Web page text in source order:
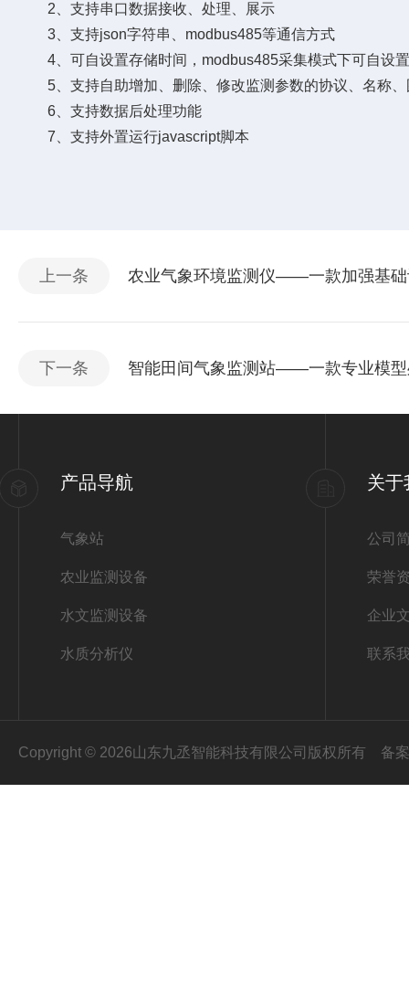
2、支持串口数据接收、处理、展示
3、支持json字符串、modbus485等通信方式
4、可自设置存储时间，modbus485采集模式下可自设
5、支持自助增加、删除、修改监测参数的协议、名称、
6、支持数据后处理功能
7、支持外置运行javascript脚本
上一条 农业气象环境监测仪——一款加强基
下一条 智能田间气象监测站——一款专业模
产品导航
气象站
农业监测设备
水文监测设备
水质分析仪
关于
公司
荣誉
企业
联系
Copyright © 2026山东九丞智能科技有限公司版权所有 备